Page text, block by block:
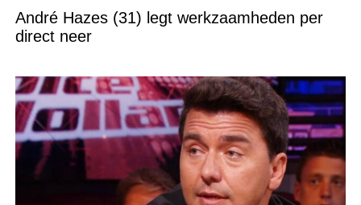
André Hazes (31) legt werkzaamheden per
direct neer